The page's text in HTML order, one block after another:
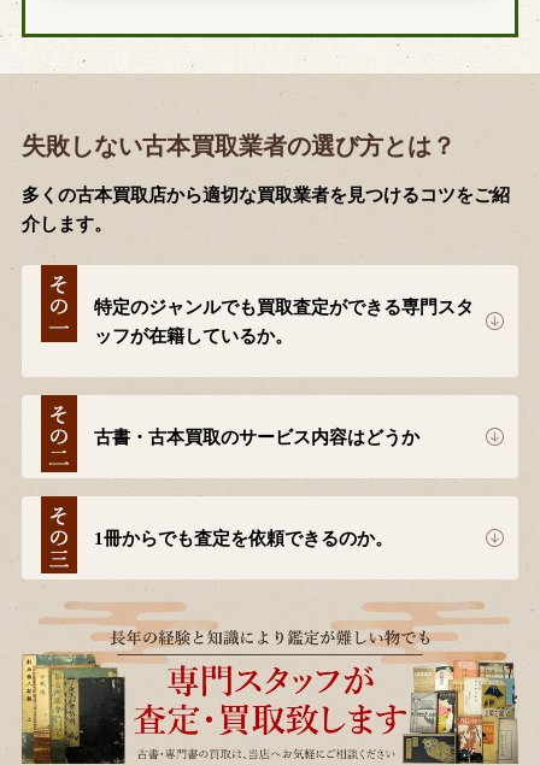
失敗しない古本買取業者の選び方とは？
多くの古本買取店から適切な買取業者を見つけるコツをご紹
介します。
特定のジャンルでも買取査定ができる専門スタ
ッフが在籍しているか。
古書・古本買取のサービス内容はどうか
1冊からでも査定を依頼できるのか。